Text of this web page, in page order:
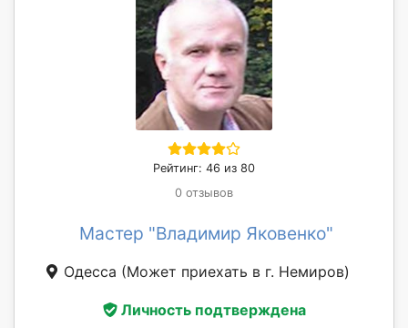
Рейтинг: 46 из 80
0 отзывов
Мастер "Владимир Яковенко"
Одесса (Может приехать в г. Немиров)
Личность подтверждена